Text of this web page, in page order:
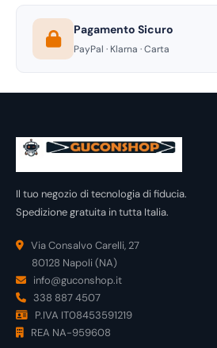
Pagamento Sicuro
PayPal · Klarna · Carta
Il tuo negozio di tecnologia di fiducia.
Spedizione gratuita in tutta Italia.
Via Consalvo Carelli, 27
80128 Napoli (NA)
info@guconshop.it
338 887 4507
P.IVA IT08453591219
REA NA-959608